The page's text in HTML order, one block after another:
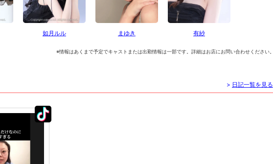
如月ルル まゆき 有紗
※情報はあくまで予定でキャストまたは出勤情報は一部です。詳細はお店にお問い合わせください。
> 日記一覧を見る